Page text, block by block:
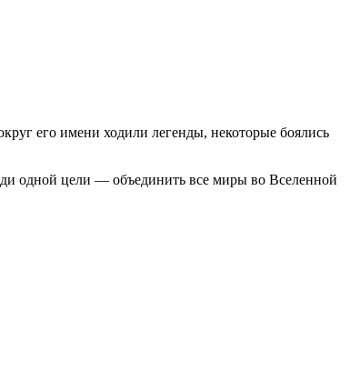
его имени ходили легенды, некоторые боялись
одной цели — объединить все миры во Вселенной